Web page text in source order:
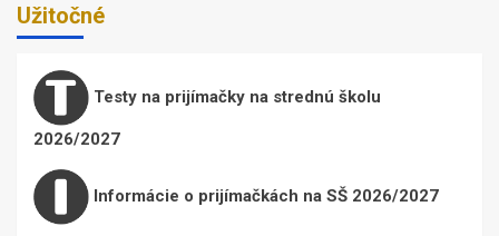
Užitočné
Testy na prijímačky na strednú školu
2026/2027
Informácie o prijímačkách na SŠ 2026/2027